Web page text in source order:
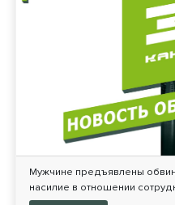
Мужчине предъявлены
насилие в отношении